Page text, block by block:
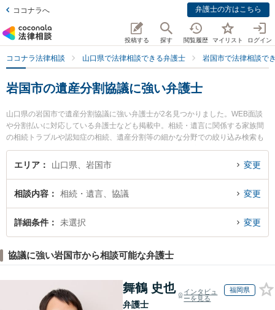
ココナラへ 弁護士の方はこちら
投稿する 探す 閲覧履歴 マイリスト ログイン
ココナラ法律相談 山口県で法律相談できる弁護士 岩国市で法律相談で
岩国市の遺産分割協議に強い弁護士
山口県の岩国市で遺産分割協議に強い弁護士が2名見つかりました。WEB面談
や分割払いに対応している弁護士なども掲載中。相続・遺言に関係する家族間
の相続トラブルや認知症の相続、遺産分割等の細かな分野での絞り込み検索も
でき便利です。特に弁護士法人森重法律事務所の舛本 行広弁護士や杉村法律事
務所の杉村 憲昭弁護士のプロフィール情報や弁護士費用、強みなどが注目され
護士を検索したい』『初回相談無料で遺産分割協議を法律相談できる岩国市内
の弁護士に相談予約したい』などでお困りの相談者さんにおすすめです。
エリア 山口県、岩国市 変更
相談内容 相続・遺言、協議 変更
詳細条件 未選択 変更
協議に強い岩国市から相談可能な弁護士
舞鶴 史也
弁護士
インタビュ
ーを見る
福岡県